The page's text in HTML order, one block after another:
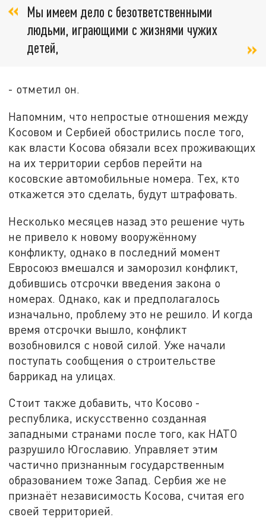
Мы имеем дело с безответственными
людьми, играющими с жизнями чужих
детей,
- отметил он.
Напомним, что непростые отношения между
Косовом и Сербией обострились после того,
как власти Косова обязали всех проживающих
на их территории сербов перейти на
косовские автомобильные номера. Тех, кто
откажется это сделать, будут штрафовать.
Несколько месяцев назад это решение чуть
не привело к новому вооружённому
конфликту, однако в последний момент
Евросоюз вмешался и заморозил конфликт,
добившись отсрочки введения закона о
номерах. Однако, как и предполагалось
изначально, проблему это не решило. И когда
время отсрочки вышло, конфликт
возобновился с новой силой. Уже начали
поступать сообщения о строительстве
баррикад на улицах.
Стоит также добавить, что Косово -
республика, искусственно созданная
западными странами после того, как НАТО
разрушило Югославию. Управляет этим
частично признанным государственным
образованием тоже Запад. Сербия же не
признаёт независимость Косова, считая его
своей территорией.